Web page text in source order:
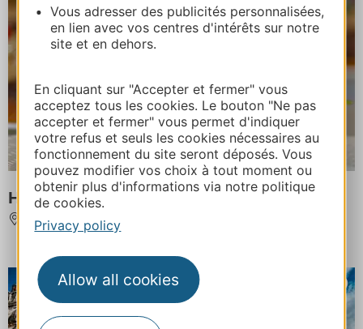
Vous adresser des publicités personnalisées,
en lien avec vos centres d'intérêts sur notre
site et en dehors.
En cliquant sur "Accepter et fermer" vous
acceptez tous les cookies. Le bouton "Ne pas
accepter et fermer" vous permet d'indiquer
votre refus et seuls les cookies nécessaires au
fonctionnement du site seront déposés. Vous
pouvez modifier vos choix à tout moment ou
obtenir plus d'informations via notre politique
de cookies.
Privacy policy
Allow all cookies
HUSSER TRAITEUR
MONTPELLIER